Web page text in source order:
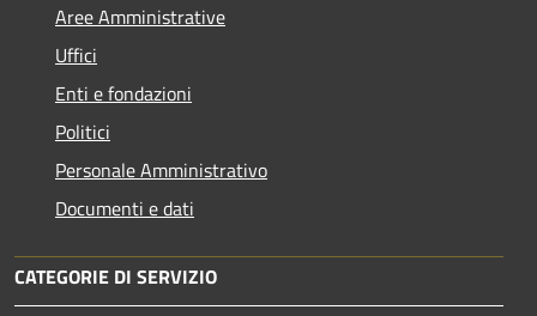
Aree Amministrative
Uffici
Enti e fondazioni
Politici
Personale Amministrativo
Documenti e dati
CATEGORIE DI SERVIZIO